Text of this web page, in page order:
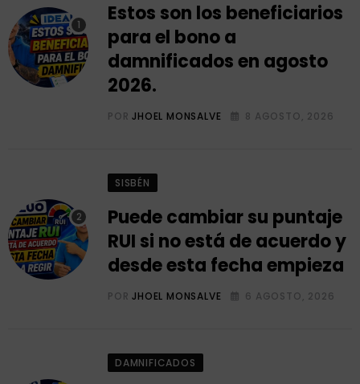
Estos son los beneficiarios
para el bono a
damnificados en agosto
2026.
PORJHOEL MONSALVE 8 AGOSTO, 2026
SISBÉN
Puede cambiar su puntaje
RUI si no está de acuerdo y
desde esta fecha empieza
PORJHOEL MONSALVE 6 AGOSTO, 2026
DAMNIFICADOS